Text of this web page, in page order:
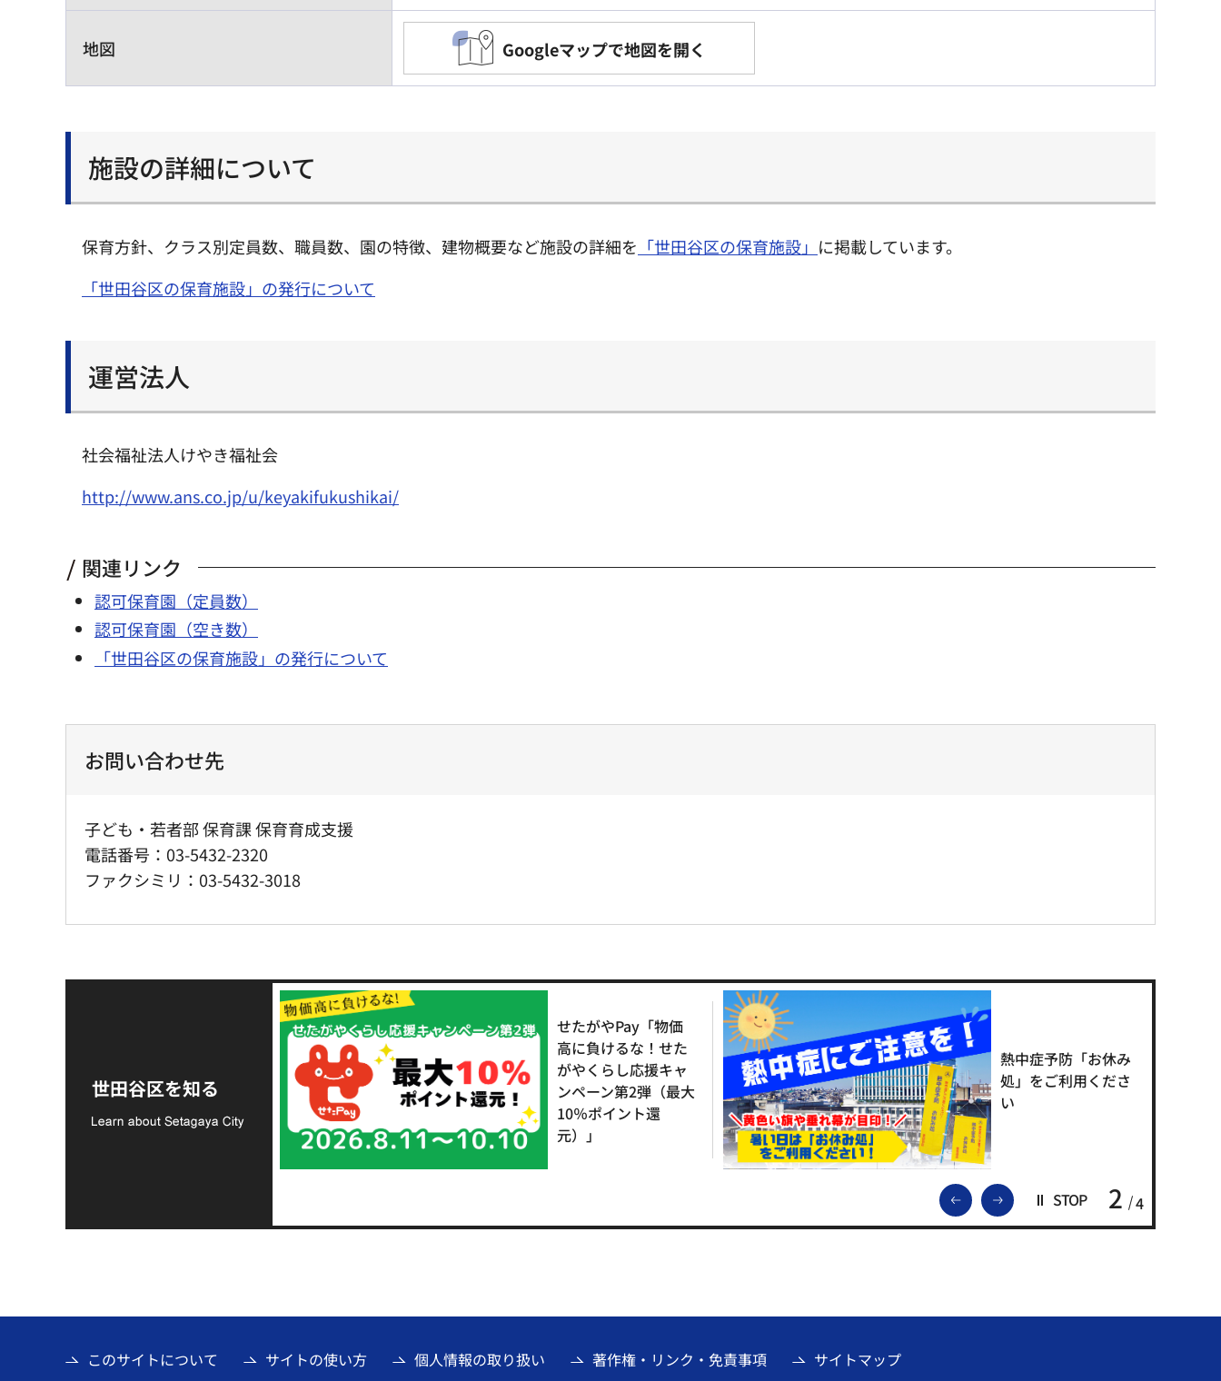
地図 Googleマップで地図を開く
施設の詳細について
保育方針、クラス別定員数、職員数、園の特徴、建物概要など施設の詳細を 「世田谷区の保育施設」 に掲載しています。
「世田谷区の保育施設」の発行について
運営法人
社会福祉法人けやき福祉会
http://www.ans.co.jp/u/keyakifukushikai/
関連リンク
認可保育園（定員数）
認可保育園（空き数）
「世田谷区の保育施設」の発行について
お問い合わせ先
子ども・若者部 保育課 保育育成支援
電話番号：03-5432-2320
ファクシミリ：03-5432-3018
世田谷区を知る
前のスライドを表示
次のスライドを表示
STOP 2 4
支援金の募集につい
て
せたがやPay「物価
高に負けるな！せた
がやくらし応援キャ
ンペーン第2弾（最大
10％ポイント還
元）」
熱中症予防「お休み
処」をご利用くださ
い
このサイトについて サイトの使い方 個人情報の取り扱い 著作権・リンク・免責事項 サイトマップ